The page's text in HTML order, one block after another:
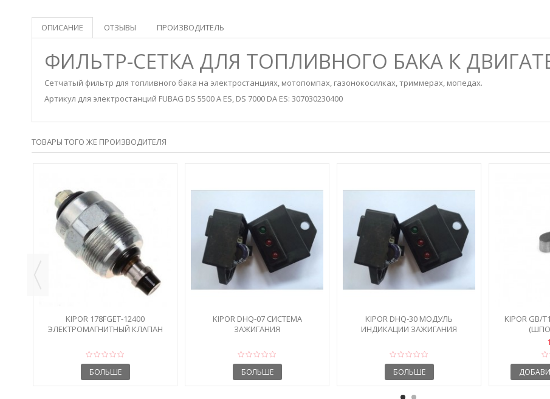
ОПИСАНИЕ ОТЗЫВЫ ПРОИЗВОДИТЕЛЬ
ФИЛЬТР-СЕТКА ДЛЯ ТОПЛИВНОГО БАКА К
Сетчатый фильтр для топливного бака на электростанциях, мотопомпах, газонокосилках, триммерах, мопедах.
Артикул для электростанций FUBAG DS 5500 A ES, DS 7000 DA ES: 307030230400
ТОВАРЫ ТОГО ЖЕ ПРОИЗВОДИТЕЛЯ
KIPOR 178FGET-12400
ЭЛЕКТРОМАГНИТНЫЙ КЛАПАН
БОЛЬШЕ
KIPOR DHQ-07 СИСТЕМА
ЗАЖИГАНИЯ
БОЛЬШЕ
KIPOR DHQ-30 МОДУЛЬ
ИНДИКАЦИИ ЗАЖИГАНИЯ
БОЛЬШЕ
KIPOR GB/